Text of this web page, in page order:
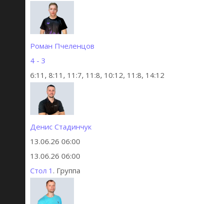
Роман Пчеленцов
4 - 3
6:11, 8:11, 11:7, 11:8, 10:12, 11:8, 14:12
Денис Стадинчук
13.06.26 06:00
13.06.26 06:00
Стол 1 . Группа